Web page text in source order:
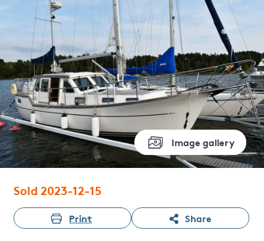
Image gallery
Sold 2023-12-15
Print Share